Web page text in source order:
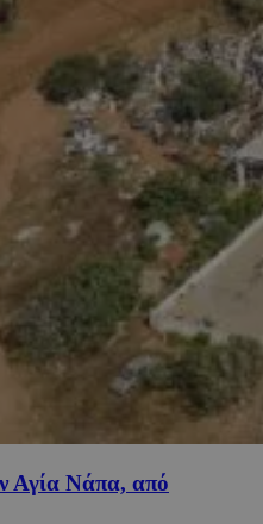
Αγία Νάπα, από